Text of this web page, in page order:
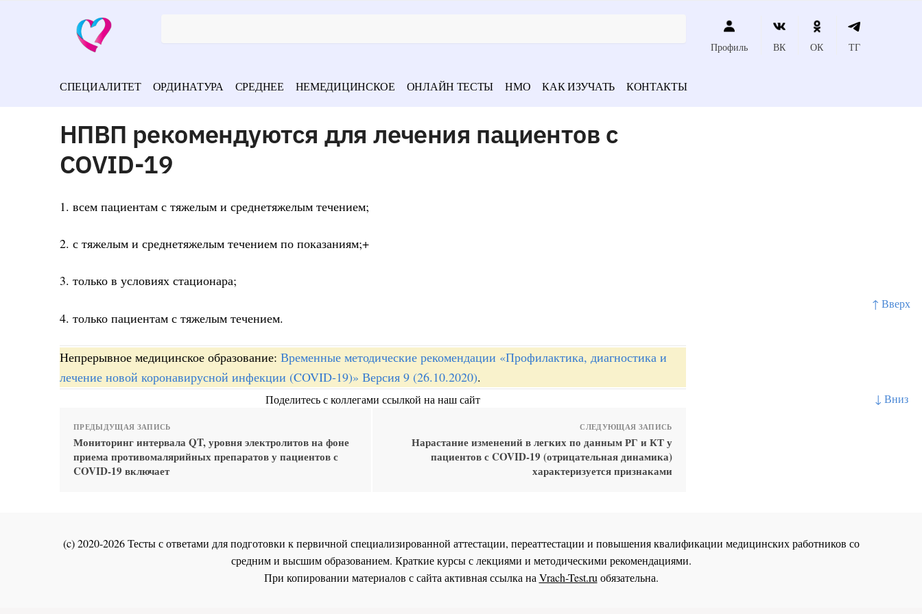
↑ Вверх
↓ Вниз
Профиль ВК ОК ТГ
СПЕЦИАЛИТЕТ ОРДИНАТУРА СРЕДНЕЕ НЕМЕДИЦИНСКОЕ ОНЛАЙН ТЕСТЫ НМО КАК ИЗУЧАТЬ КОНТАКТЫ
НПВП рекомендуются для лечения пациентов с
COVID-19
1. всем пациентам с тяжелым и среднетяжелым течением;
2. с тяжелым и среднетяжелым течением по показаниям;+
3. только в условиях стационара;
4. только пациентам с тяжелым течением.
Непрерывное медицинское образование: Временные методические рекомендации «Профилактика, диагностика и
лечение новой коронавирусной инфекции (COVID-19)» Версия 9 (26.10.2020).
Поделитесь с коллегами ссылкой на наш сайт
ПРЕДЫДУЩАЯ ЗАПИСЬ
Мониторинг интервала QT, уровня электролитов на фоне
приема противомалярийных препаратов у пациентов с
COVID-19 включает
СЛЕДУЮЩАЯ ЗАПИСЬ
Нарастание изменений в легких по данным РГ и КТ у
пациентов с COVID-19 (отрицательная динамика)
характеризуется признаками
(c) 2020-2026 Тесты с ответами для подготовки к первичной специализированной аттестации, переаттестации и повышения квалификации медицинских работников со
средним и высшим образованием. Краткие курсы с лекциями и методическими рекомендациями.
При копировании материалов с сайта активная ссылка наVrach-Test.ruобязательна.